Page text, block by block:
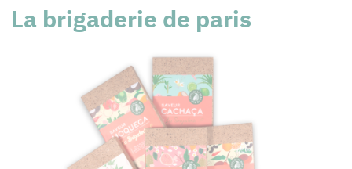
La brigaderie de paris